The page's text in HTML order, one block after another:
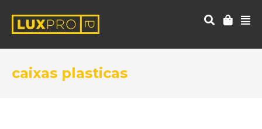
caixas plasticas